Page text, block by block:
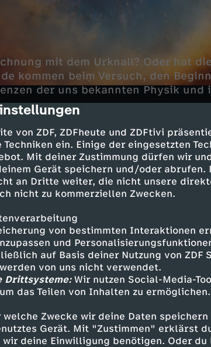
von ZDF, ZDFheute und ZDFtivi
ein. Einige der eingesetzten
Mit deiner Zustimmung dürfen wir
Gerät speichern und/oder abrufen.
an Dritte weiter, die nicht unsere
nicht zu kommerziellen Zwecken.
von bestimmten Interaktionen
und
auf Basis deiner Nutzung von ZDF
von uns nicht verwendet.
Drittsysteme:Wir nutzen Social-Media-
das Teilen von Inhalten zu ermöglichen.
Zwecke wir deine Daten
Gerät. Mit "Zustimmen" erklärst
deine Einwilligung benötigen. Oder
mit dem Urknall? Oder hat
kommen beim Versuch, den
der uns bekannten Physik und
der Quanten
ist die theoretische Grundlage, die
und Materie auf subatomarer
auf die sehr seltsamen
aus dem Nichts –
Welt der Quanten können
Existenz hinein- und aus ihr